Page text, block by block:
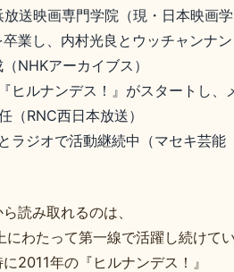
放送映画専門学院（現・日本映画学
業し、内村光良とウッチャンナン
NHKアーカイブス）
ヒルナンデス！』がスタートし、
（RNC西日本放送）
ラジオで活動継続中（マセキ芸能
読み取れるのは、
わたって第一線で活躍し続けて
2011年の『ヒルナンデス！』